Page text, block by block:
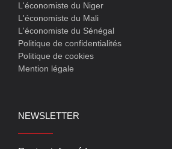
L'économiste du Niger
L'économiste du Mali
L'économiste du Sénégal
Politique de confidentialités
Politique de cookies
Mention légale
NEWSLETTER